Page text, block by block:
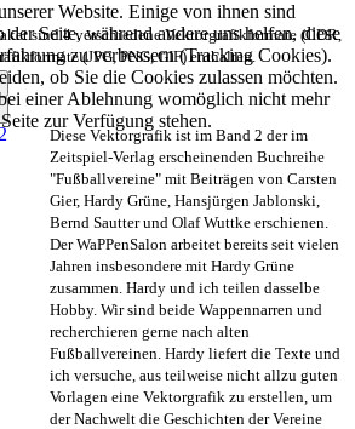
Website. Einige von ihnen sind
Seite, während andere uns helfen, diese
zu verbessern (Tracking Cookies).
ob Sie die Cookies zulassen möchten.
einer Ablehnung womöglich nicht mehr
zur Verfügung stehen.
sind 4 verschiedene Vektorgrafikformate (CDR,
(JPG, PNG, GIF) enthalten.
Diese Vektorgrafik ist im Band 2 der im
Zeitspiel-Verlag erscheinenden Buchreihe
"Fußballvereine" mit Beiträgen von Carsten
Gier, Hardy Grüne, Hansjürgen Jablonski,
Bernd Sautter und Olaf Wuttke erschienen.
Der WaPPenSalon arbeitet bereits seit vielen
Jahren insbesondere mit Hardy Grüne
zusammen. Hardy und ich teilen dasselbe
Hobby. Wir sind beide Wappennarren und
recherchieren gerne nach alten
Fußballvereinen. Hardy liefert die Texte und
ich versuche, aus teilweise nicht allzu guten
Vorlagen eine Vektorgrafik zu erstellen, um
der Nachwelt die Geschichten der Vereine